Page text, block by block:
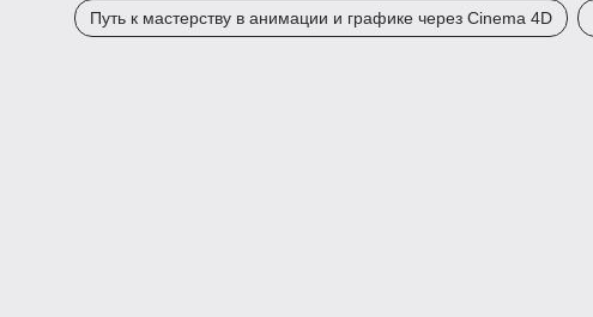
Путь к мастерству в анимации и графике через Cinema 4D